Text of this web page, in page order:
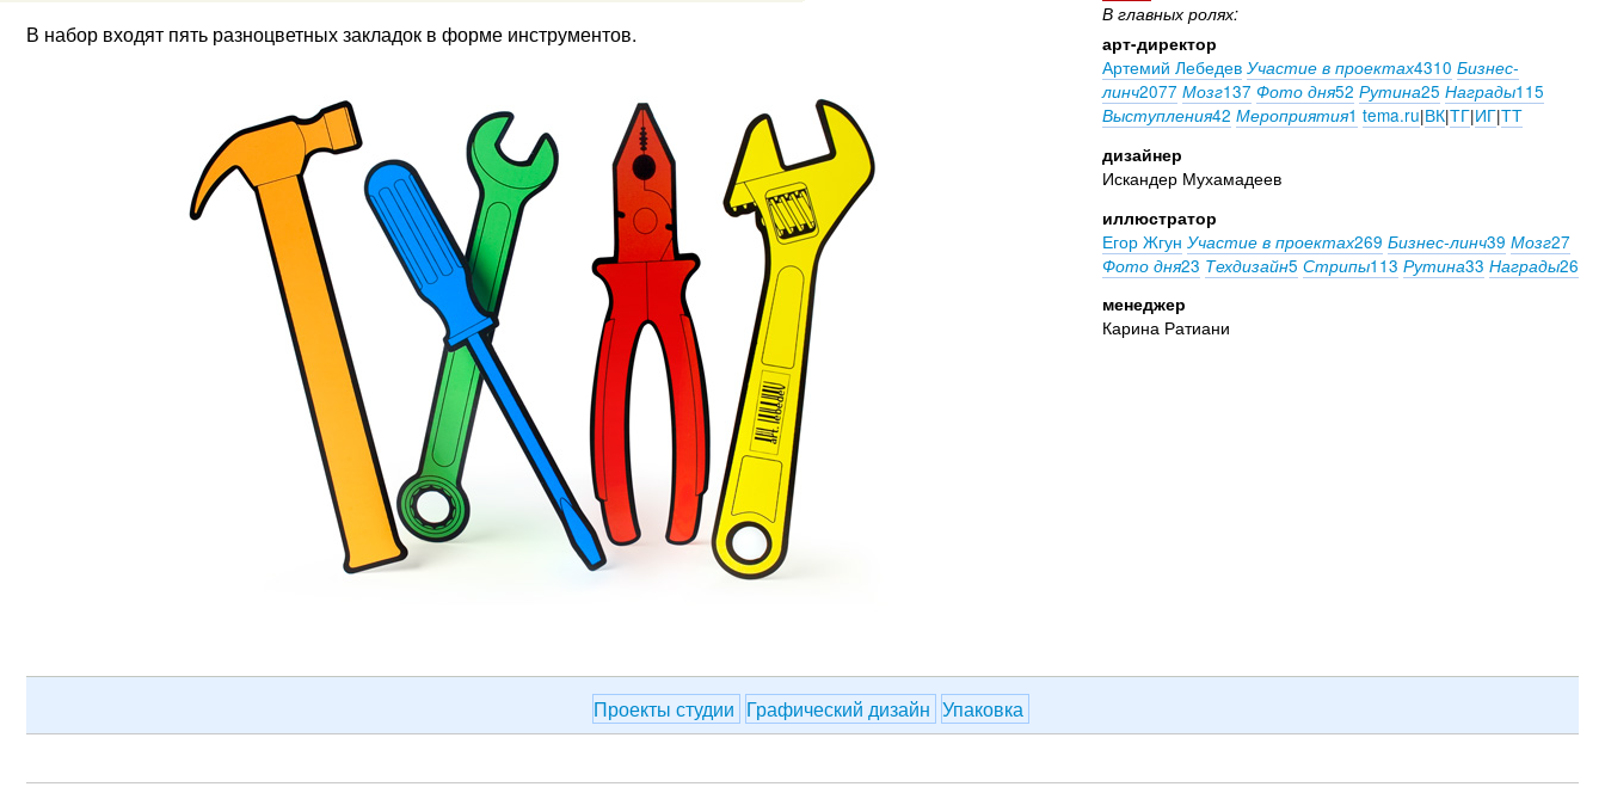
В набор входят пять разноцветных закладок в форме инструментов.
В главных ролях:
арт-директор
Артемий Лебедев Участие в проектах4310 Бизнес-
линч2077 Мозг137 Фото дня52 Рутина25 Награды115
Выступления42 Мероприятия1 tema.ru|ВК|ТГ|ИГ|ТТ
дизайнер
Искандер Мухамадеев
иллюстратор
Егор Жгун Участие в проектах269 Бизнес-линч39 Мозг27
Фото дня23 Техдизайн5 Стрипы113 Рутина33 Награды26
менеджер
Карина Ратиани
Проекты студии Графический дизайн Упаковка